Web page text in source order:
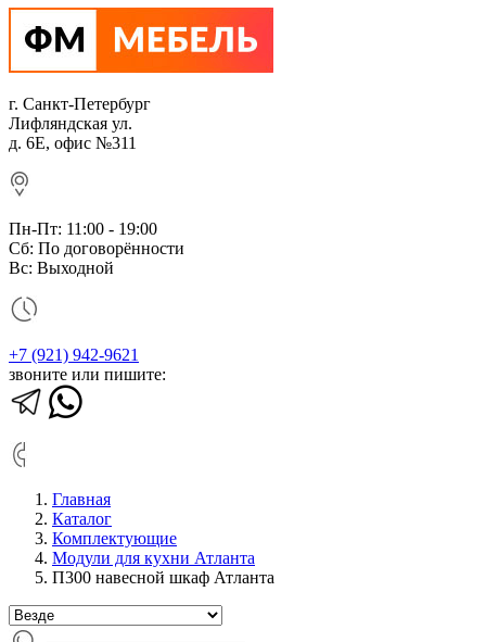
г. Санкт-Петербург
Лифляндская ул.
д. 6Е, офис №311
Пн-Пт: 11:00 - 19:00
Сб: По договорённости
Вс: Выходной
+7 (921) 942-9621
звоните или пишите:
Главная
Каталог
Комплектующие
Модули для кухни Атланта
П300 навесной шкаф Атланта